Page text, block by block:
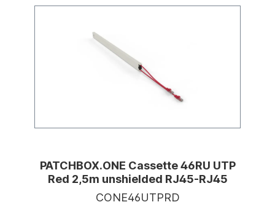
PATCHBOX.ONE Cassette 46RU UTP
Red 2,5m unshielded RJ45-RJ45
CONE46UTPRD